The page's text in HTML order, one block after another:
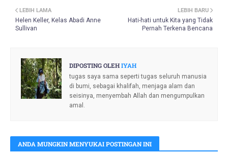
LEBIH BARU
Hati-hati untuk Kita yang Tidak
Pernah Terkena Bencana
LEBIH LAMA
Helen Keller, Kelas Abadi Anne
Sullivan
DIPOSTING OLEHIYAH
tugas saya sama seperti tugas seluruh manusia
di bumi, sebagai khalifah, menjaga alam dan
seisinya, menyembah Allah dan mengumpulkan
amal.
ANDA MUNGKIN MENYUKAI POSTINGAN INI